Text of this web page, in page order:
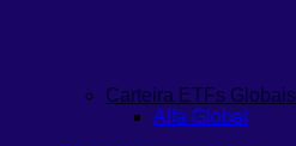
Carteira ETFs Globais
Alfa Global